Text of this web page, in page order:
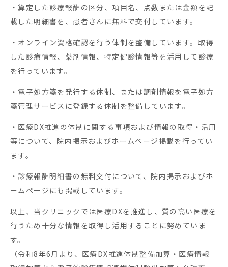
・算定した診療報酬の区分、項目名、点数または金額を記
載した明細書を、患者さんに無料で交付しています。
・オンライン資格確認を行う体制を整備しています。取得
した診療情報、薬剤情報、特定健診情報等を活用して診療
を行っています。
・電子処方箋を発行する体制、または調剤情報を電子処方
箋管理サービスに登録する体制を整備しています。
・医療DX推進の体制に関する事項および情報の取得・活用
等について、院内掲示およびホームページ掲載を行ってい
ます。
・診療報酬明細書の無料交付について、院内掲示およびホ
ームページにも掲載しています。
以上、当クリニックでは医療DXを推進し、質の高い医療を
行うため十分な情報を取得し活用することに努めていま
す。
（令和8年6月より、医療DX推進体制整備加算・医療情報